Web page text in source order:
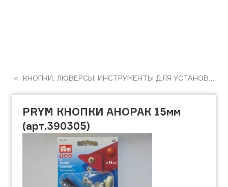
КНОПКИ, ЛЮВЕРСЫ, ИНСТРУМЕНТЫ ДЛЯ УСТАНОВКИ
PRYM КНОПКИ АНОРАК 15мм
(арт.390305)